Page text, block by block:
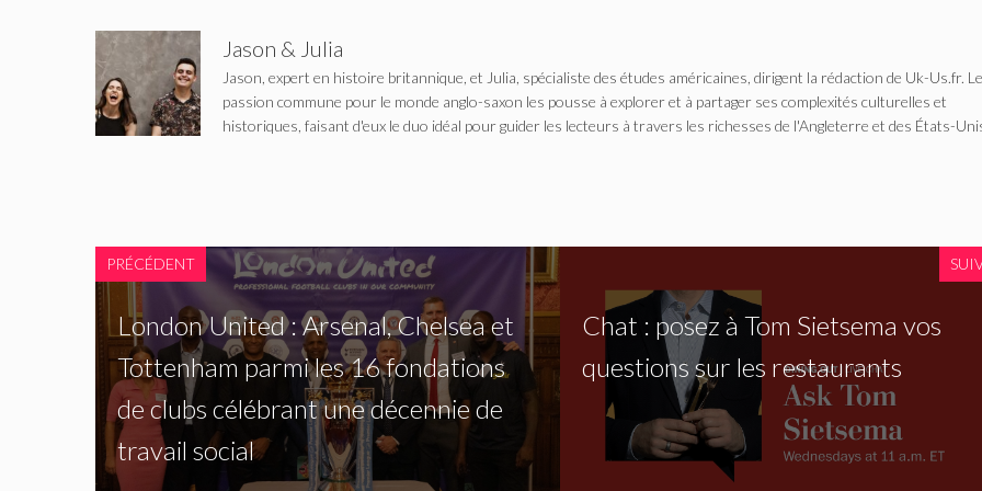
Jason & Julia
Jason, expert en histoire britannique, et Julia, spécialiste des études américaines, dirigent la rédaction de Uk-Us.fr.
passion commune pour le monde anglo-saxon les pousse à explorer et à partager ses complexités culturelles et
historiques, faisant d'eux le duo idéal pour guider les lecteurs à travers les richesses de l'Angleterre et des États-
PRÉCÉDENT
London United : Arsenal, Chelsea et
Tottenham parmi les 16 fondations
de clubs célébrant une décennie de
travail social
Chat : posez à Tom Sietsema vos
questions sur les restaurants